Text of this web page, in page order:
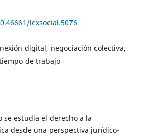
lexsocial.5076
digital, negociación colectiva,
de trabajo
se estudia el derecho a la
desde una perspectiva jurídico-